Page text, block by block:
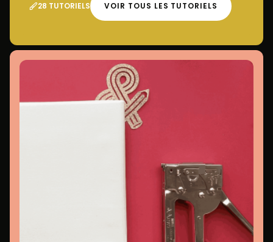
28 TUTORIELS VOIR TOUS LES TUTORIELS